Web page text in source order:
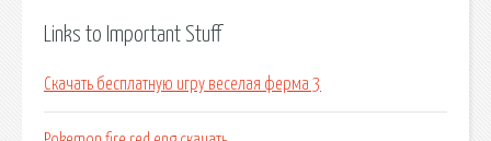
Links to Important Stuff
Скачать бесплатную игру веселая ферма 3